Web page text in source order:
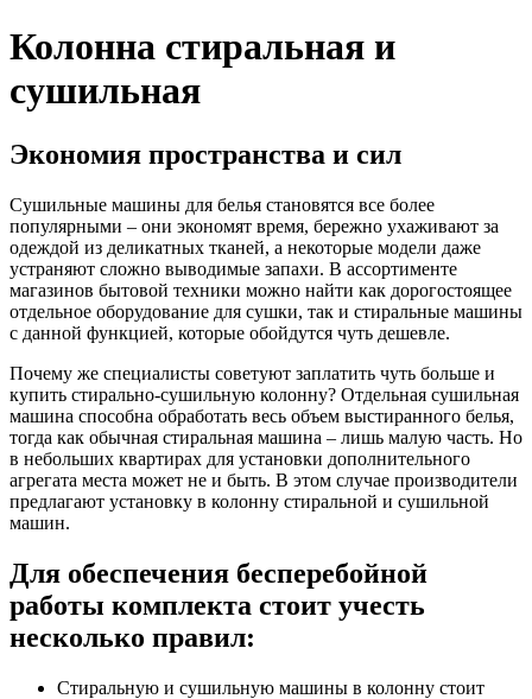
Колонна стиральная и
сушильная
Экономия пространства и сил
Сушильные машины для белья становятся все более
популярными – они экономят время, бережно ухаживают за
одеждой из деликатных тканей, а некоторые модели даже
устраняют сложно выводимые запахи. В ассортименте
магазинов бытовой техники можно найти как дорогостоящее
отдельное оборудование для сушки, так и стиральные машины
с данной функцией, которые обойдутся чуть дешевле.
Почему же специалисты советуют заплатить чуть больше и
купить стирально-сушильную колонну? Отдельная сушильная
машина способна обработать весь объем выстиранного белья,
тогда как обычная стиральная машина – лишь малую часть. Но
в небольших квартирах для установки дополнительного
агрегата места может не и быть. В этом случае производители
предлагают установку в колонну стиральной и сушильной
машин.
Для обеспечения бесперебойной
работы комплекта стоит учесть
несколько правил:
Стиральную и сушильную машины в колонну стоит